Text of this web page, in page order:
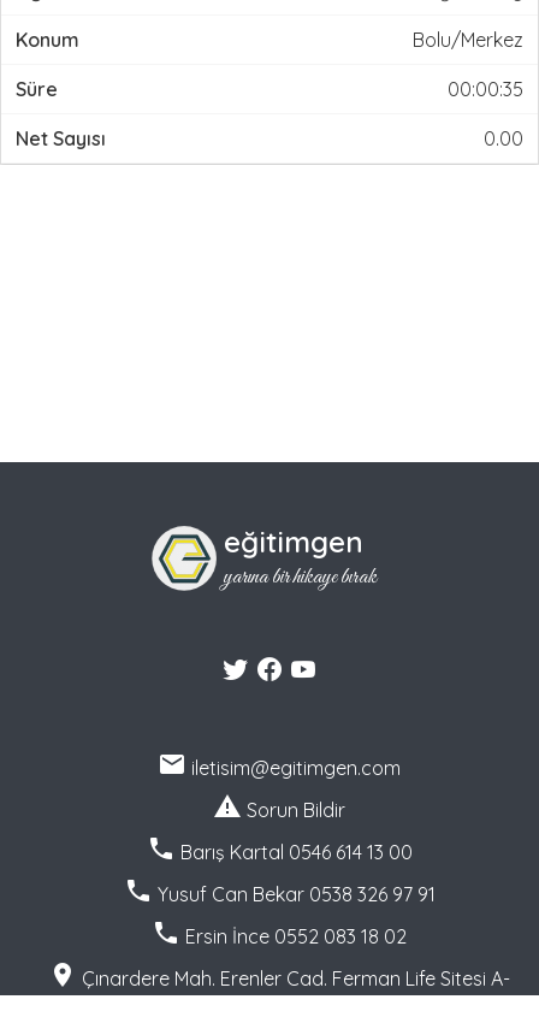
Bolu/Merkez
00:00:35
0.00
eğitimgen
yarına bir hikaye bırak
iletisim@egitimgen.com
Sorun Bildir
Barış Kartal 0546 614 13 00
Yusuf Can Bekar 0538 326 97 91
Ersin İnce 0552 083 18 02
Çınardere Mah. Erenler Cad. Ferman Life Sitesi A-